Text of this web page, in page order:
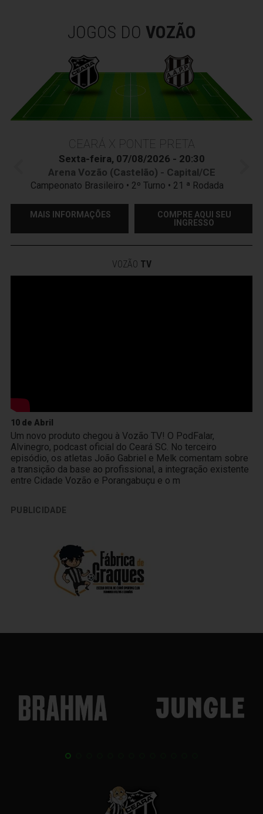
JOGOS DO VOZÃO
CEARÁ X PONTE PRETA
Sexta-feira, 07/08/2026 - 20:30
Arena Vozão (Castelão) - Capital/CE
Campeonato Brasileiro • 2º Turno • 21 ª Rodada
MAIS INFORMAÇÕES
COMPRE AQUI SEU
INGRESSO
VOZÃO TV
10 de Abril
Um novo produto chegou à Vozão TV! O PodFalar,
Alvinegro, podcast oficial do Ceará SC. No terceiro
episódio, os atletas João Gabriel e Melk comentam sobre
a transição da base ao profissional, a integração existente
entre Cidade Vozão e Porangabuçu e o m
PUBLICIDADE